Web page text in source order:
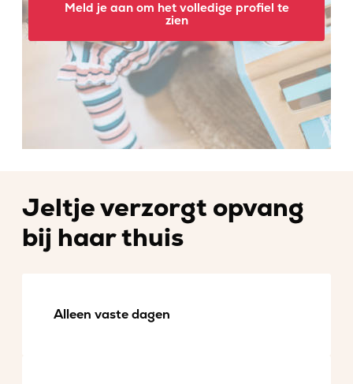
Meld je aan om het volledige profiel te
zien
Jeltje verzorgt opvang
bij haar thuis
Alleen vaste dagen